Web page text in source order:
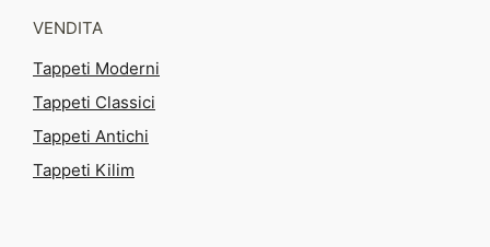
VENDITA
Tappeti Moderni
Tappeti Classici
Tappeti Antichi
Tappeti Kilim